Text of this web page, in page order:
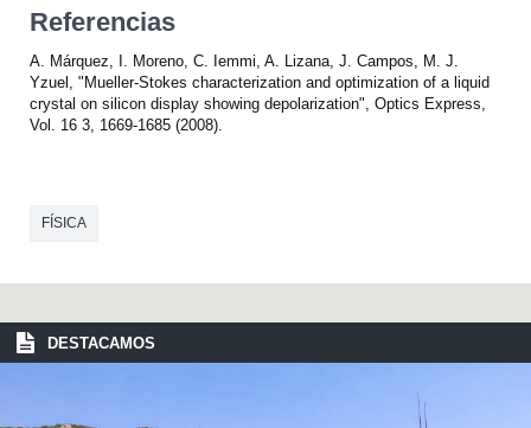
Referencias
A. Márquez, I. Moreno, C. Iemmi, A. Lizana, J. Campos, M. J.
Yzuel, "Mueller-Stokes characterization and optimization of a liquid
crystal on silicon display showing depolarization", Optics Express,
Vol. 16 3, 1669-1685 (2008).
FÍSICA
DESTACAMOS